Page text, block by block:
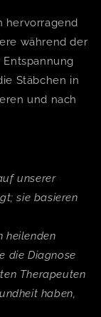
hervorragend
während der
Stäbchen in
und nach
unserer
sie basieren
heilenden
die Diagnose
Therapeuten
haben,